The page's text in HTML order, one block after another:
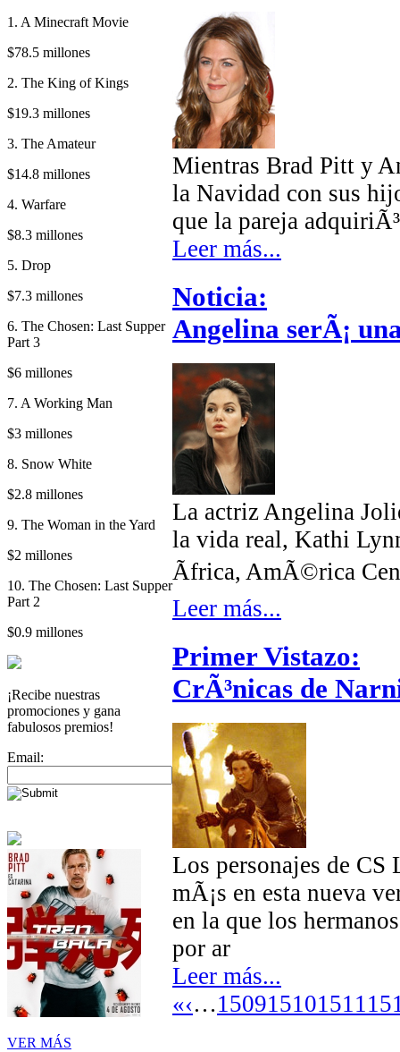
1. A Minecraft Movie
$78.5 millones
2. The King of Kings
$19.3 millones
3. The Amateur
$14.8 millones
4. Warfare
$8.3 millones
5. Drop
$7.3 millones
6. The Chosen: Last Supper
Part 3
$6 millones
7. A Working Man
$3 millones
8. Snow White
$2.8 millones
9. The Woman in the Yard
$2 millones
10. The Chosen: Last Supper
Part 2
$0.9 millones
¡Recibe nuestras
promociones y gana
fabulosos premios!
Email:
VER MÁS
Mientras Brad Pitt y
la Navidad con sus
que la pareja
Leer más...
Noticia:
Angelina serÃ¡
La actriz Angelina
la vida real, Kathi
Ãfrica, AmÃ©rica
Leer más...
Primer Vistazo:
CrÃ³nicas de
Los personajes de
mÃ¡s en esta nueva
en la que los
por ar
Leer más...
«‹…150915101511